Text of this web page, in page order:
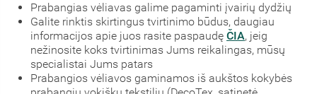
Prabangias vėliavas galime pagaminti įvairių dydžių
Galite rinktis skirtingus tvirtinimo būdus, daugiau
informacijos apie juos rasite paspaudę ČIA, jeig
nežinosite koks tvirtinimas Jums reikalingas, mūsų
specialistai Jums patars
Prabangios vėliavos gaminamos iš aukštos kokybės